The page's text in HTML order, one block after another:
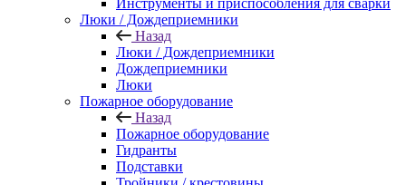
Инструменты и приспособления для сварки
Люки / Дождеприемники
Назад
Люки / Дождеприемники
Дождеприемники
Люки
Пожарное оборудование
Назад
Пожарное оборудование
Гидранты
Подставки